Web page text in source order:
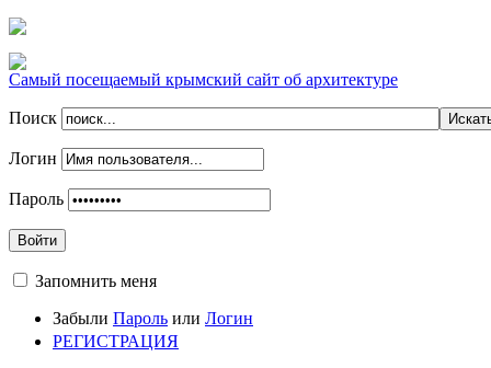
Самый посещаемый крымский сайт об архитектуре
Поиск
Логин
Пароль
Войти
Запомнить меня
Забыли Пароль или Логин
РЕГИСТРАЦИЯ